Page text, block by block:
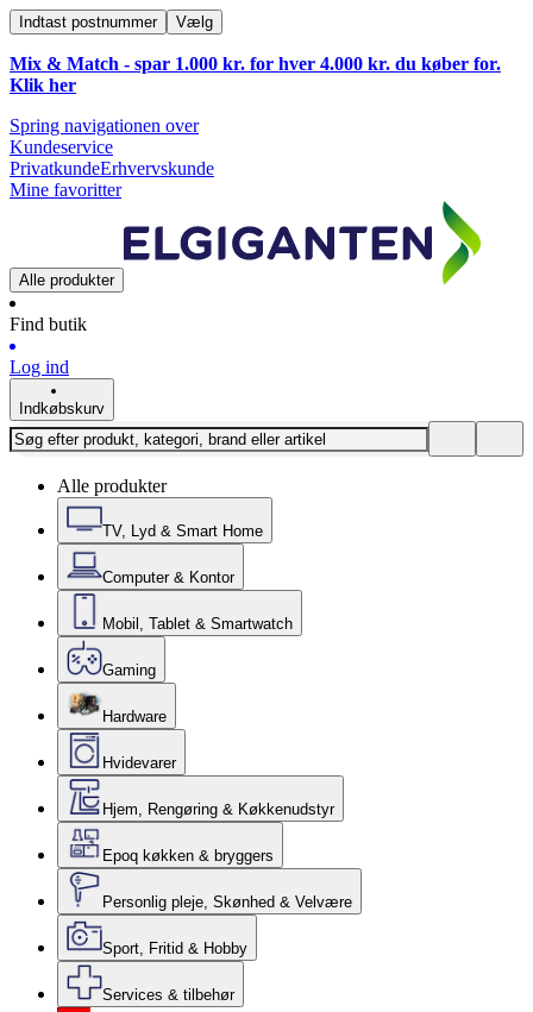
Indtast postnummer Vælg
Mix & Match - spar 1.000 kr. for hver 4.000 kr. du køber for.
Klik her
Spring navigationen over
Kundeservice
PrivatkundeErhvervskunde
Mine favoritter
Alle produkter
Find butik
Log ind
Indkøbskurv
Alle produkter
TV, Lyd & Smart Home
Computer & Kontor
Mobil, Tablet & Smartwatch
Gaming
Hardware
Hvidevarer
Hjem, Rengøring & Køkkenudstyr
Epoq køkken & bryggers
Personlig pleje, Skønhed & Velvære
Sport, Fritid & Hobby
Services & tilbehør